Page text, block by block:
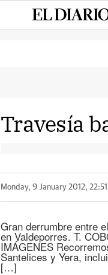
Travesía
Monday, 9 January 2012, 22:51
Gran derrumbre entre
en Valdeporres. T.
IMÁGENES
Santelices y Yera,
[…]